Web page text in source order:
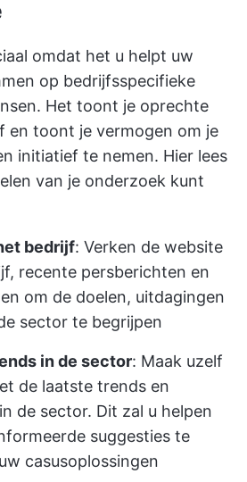
omdat het u helpt uw
op bedrijfsspecifieke
Het toont je oprechte
en toont je vermogen om je
initiatief te nemen. Hier lees
van je onderzoek kunt
bedrijf: Verken de website
recente persberichten en
om de doelen, uitdagingen
sector te begrijpen
in de sector: Maak uzelf
de laatste trends en
de sector. Dit zal u helpen
suggesties te
casusoplossingen